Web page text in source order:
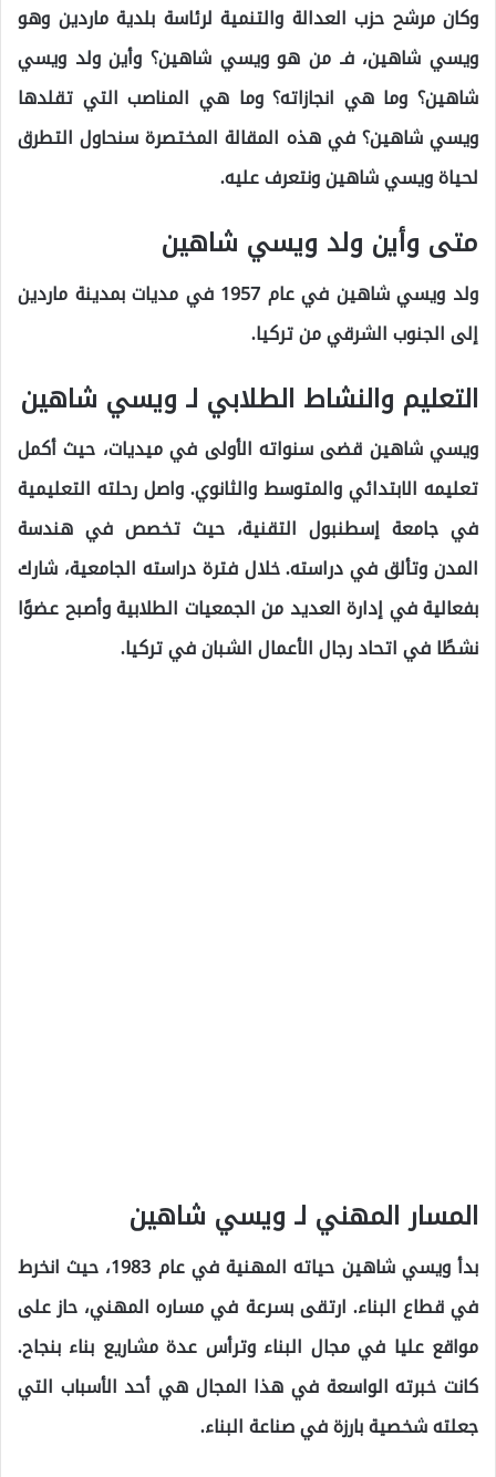
وكان مرشح حزب العدالة والتنمية لرئاسة بلدية ماردين وهو
ويسي شاهين، فـ من هو ويسي شاهين؟ وأين ولد ويسي
شاهين؟ وما هي انجازاته؟ وما هي المناصب التي تقلدها
ويسي شاهين؟ في هذه المقالة المختصرة سنحاول التطرق
لحياة ويسي شاهين ونتعرف عليه.
متى وأين ولد ويسي شاهين
ولد ويسي شاهين في عام 1957 في مديات بمدينة ماردين
إلى الجنوب الشرقي من تركيا.
التعليم والنشاط الطلابي لـ ويسي شاهين
ويسي شاهين قضى سنواته الأولى في ميديات، حيث أكمل
تعليمه الابتدائي والمتوسط والثانوي. واصل رحلته التعليمية
في جامعة إسطنبول التقنية، حيث تخصص في هندسة
المدن وتألق في دراسته. خلال فترة دراسته الجامعية، شارك
بفعالية في إدارة العديد من الجمعيات الطلابية وأصبح عضوًا
نشطًا في اتحاد رجال الأعمال الشبان في تركيا.
المسار المهني لـ ويسي شاهين
بدأ ويسي شاهين حياته المهنية في عام 1983، حيث انخرط
في قطاع البناء. ارتقى بسرعة في مساره المهني، حاز على
مواقع عليا في مجال البناء وترأس عدة مشاريع بناء بنجاح.
كانت خبرته الواسعة في هذا المجال هي أحد الأسباب التي
جعلته شخصية بارزة في صناعة البناء.